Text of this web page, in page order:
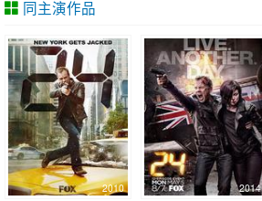
同主演作品
2010 2014